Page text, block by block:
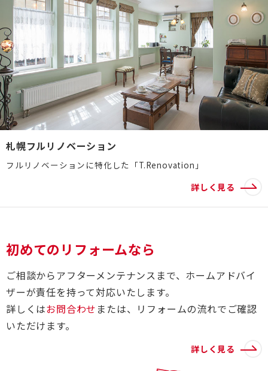
札幌フルリノベーション
フルリノベーションに特化した「T.Renovation」
詳しく見る
初めてのリフォームなら
ご相談からアフターメンテナンスまで、ホームアドバイ
ザーが責任を持って対応いたします。
詳しくはお問合わせ または、リフォームの流れでご確認
いただけます。
詳しく見る